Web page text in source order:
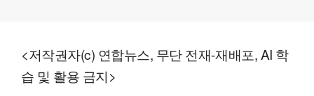
<저작권자(c) 연합뉴스, 무단 전재-재배포, AI 학
습 및 활용 금지>